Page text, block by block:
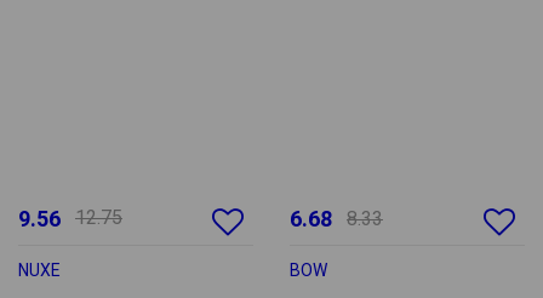
9.56 12.75
NUXE
6.68 8.33
BOW